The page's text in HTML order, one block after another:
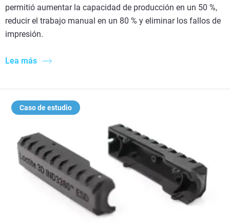
permitió aumentar la capacidad de producción en un 50 %,
reducir el trabajo manual en un 80 % y eliminar los fallos de
impresión.
Lea más
Caso de estudio